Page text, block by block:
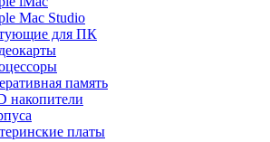
Mac Studio
для ПК
память
накопители
платы